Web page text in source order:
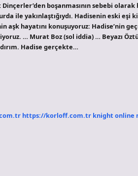
boşanmasının sebebi
ile yakınlaştığıydı. Hadisenin eski eşi
aşk hayatını konuşuyoruz: Hadise’nin
… Murat Boz (sol iddia) … Beyazı
Hadise gerçekte…
https://korloff.com.tr knight online